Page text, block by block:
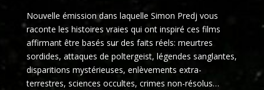
Nouvelle émission dans laquelle Simon Predj vous
raconte les histoires vraies qui ont inspiré ces films
affirmant être basés sur des faits réels: meurtres
sordides, attaques de poltergeist, légendes sanglantes,
disparitions mystérieuses, enlèvements extra-
terrestres, sciences occultes, crimes non-résolus…